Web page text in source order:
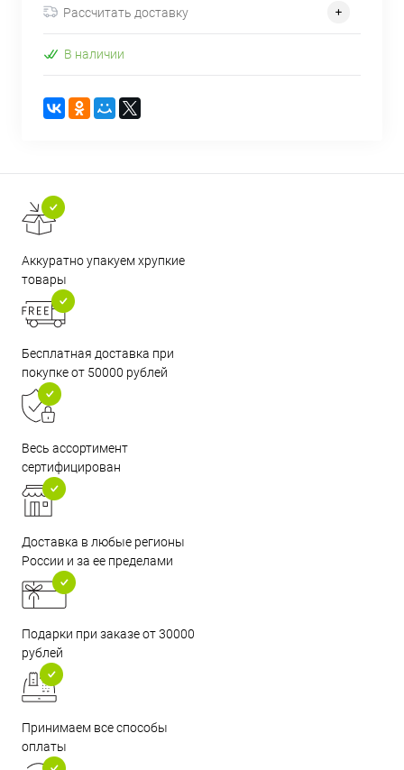
Рассчитать доставку
В наличии
Аккуратно упакуем хрупкие
товары
Бесплатная доставка при
покупке от 50000 рублей
Весь ассортимент
сертифицирован
Доставка в любые регионы
России и за ее пределами
Подарки при заказе от 30000
рублей
Принимаем все способы
оплаты